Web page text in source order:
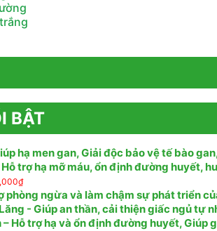
BẬT
hạ men gan, Giải độc bảo vệ tế bào
trợ hạ mỡ máu, ổn định đường huyết,
₫
phòng ngừa và làm chậm sự phát triển
- Giúp an thần, cải thiện giấc ngủ tự
– Hỗ trợ hạ và ổn định đường huyết,